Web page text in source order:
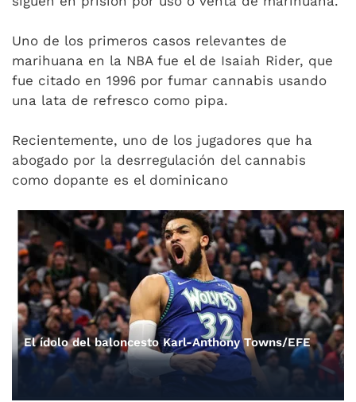
Uno de los primeros casos relevantes de
marihuana en la NBA fue el de Isaiah Rider, que
fue citado en 1996 por fumar cannabis usando
una lata de refresco como pipa.
Recientemente, uno de los jugadores que ha
abogado por la desrregulación del cannabis
como dopante es el dominicano
El ídolo del baloncesto Karl-Anthony Towns/EFE